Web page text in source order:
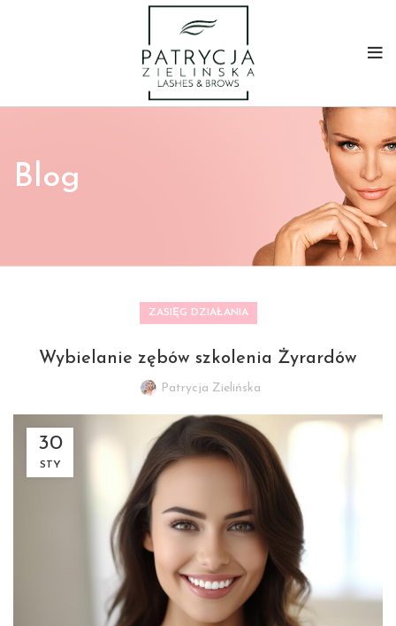
Blog
ZASIĘG DZIAŁANIA
Wybielanie zębów szkolenia Żyrardów
Patrycja Zielińska
30
STY